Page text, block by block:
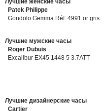
Лучшие женские часы
Patek Philippe
Gondolo Gemma Réf. 4991 or gris
Лучшие мужские часы
Roger Dubuis
Excalibur EX45 1448 5 3.7ATT
Лучшие дизайнерские часы
Cartier